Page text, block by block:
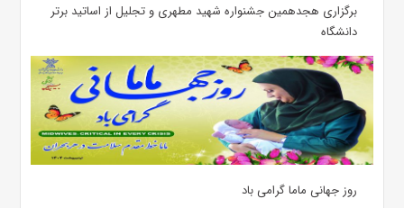
برگزاری هجدهمین جشنواره شهید مطهری و تجلیل از اساتید برتر
دانشگاه
روز جهانی ماما گرامی باد